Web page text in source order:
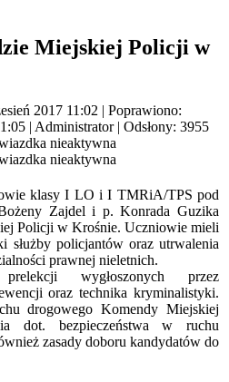
Miejskiej Policji w
2017 11:02 | Poprawiono:
| Administrator| Odsłony: 3955
klasy I LO i I TMRiA/TPS pod
Zajdel i p. Konrada Guzika
Policji w Krośnie. Uczniowie mieli
służby policjantów oraz utrwalenia
prawnej nieletnich.
wygłoszonych przez
oraz technika kryminalistyki.
drogowego Komendy Miejskiej
dot. bezpieczeństwa w ruchu
zasady doboru kandydatów do